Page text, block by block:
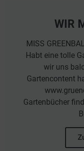
WIR
MISS
Habt eine tolle
wir uns
Gartencontent
Gartenbücher